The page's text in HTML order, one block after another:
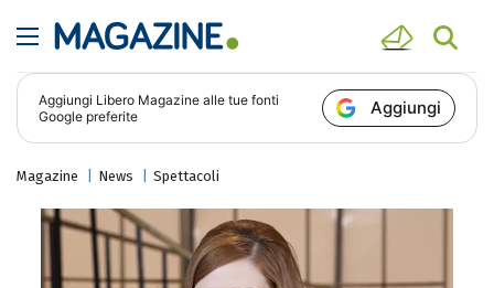
Aggiungi Libero Magazine alle tue fonti
Google preferite
Aggiungi
Magazine News Spettacoli